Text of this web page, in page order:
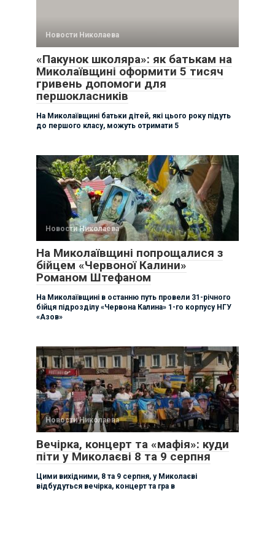
Новости Николаева
«Пакунок школяра»: як батькам на
Миколаївщині оформити 5 тисяч
гривень допомоги для
першокласників
На Миколаївщині батьки дітей, які цього року підуть
до першого класу, можуть отримати 5
Новости Николаева
На Миколаївщині попрощалися з
бійцем «Червоної Калини»
Романом Штефаном
На Миколаївщині в останню путь провели 31-річного
бійця підрозділу «Червона Калина» 1-го корпусу НГУ
«Азов»
Новости Николаева
Вечірка, концерт та «мафія»: куди
піти у Миколаєві 8 та 9 серпня
Цими вихідними, 8 та 9 серпня, у Миколаєві
відбудуться вечірка, концерт та гра в